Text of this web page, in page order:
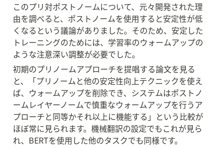
このプリ対ポストノームについて、元々開発された理
由を調べると、ポストノームを使用すると安定性が低
くなるという議論がありました。そのため、安定した
トレーニングのためには、学習率のウォームアップの
ような注意深い調整が必要でした。
初期のプリノームアプローチを提唱する論文を見る
と、「プリノームと他の安定性向上テクニックを使え
ば、ウォームアップを削除でき、システムはポストノ
ームレイヤーノームで慎重なウォームアップを行うア
プローチと同等かそれ以上に機能する」という比較が
ほぼ常に見られます。機械翻訳の設定でもこれが見ら
れ、BERTを使用した他のタスクでも同様です。